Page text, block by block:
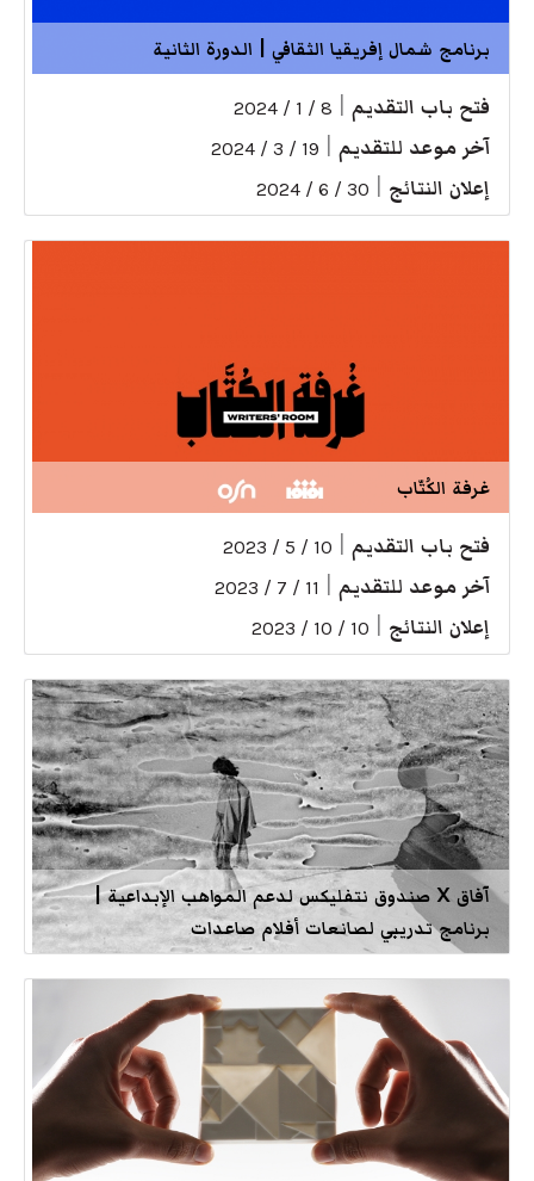
برنامج شمال إفريقيا الثقافي | الدورة الثانية
فتح باب التقديم 8 / 1 / 2024
آخر موعد للتقديم 19 / 3 / 2024
إعلان النتائج 30 / 6 / 2024
غرفة الكُتّاب
فتح باب التقديم 10 / 5 / 2023
آخر موعد للتقديم 11 / 7 / 2023
إعلان النتائج 10 / 10 / 2023
آفاق X صندوق نتفليكس لدعم المواهب الإبداعية |
برنامج تدريبي لصانعات أفلام صاعدات